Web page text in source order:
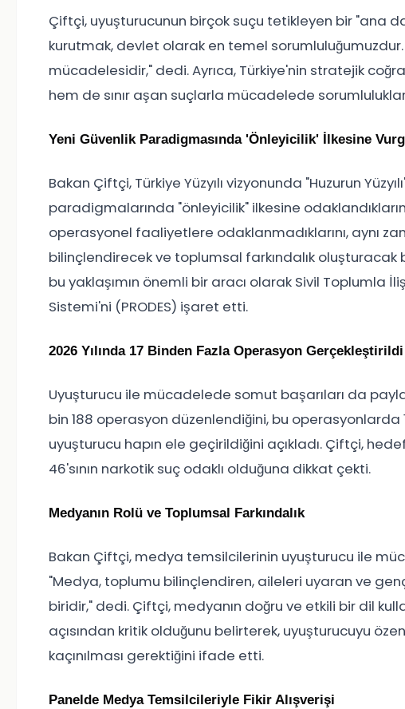
Çiftçi, uyuşturucunun birçok suçu tetikleyen bir "ana
kurutmak, devlet olarak en temel
mücadelesidir," dedi. Ayrıca, Türkiye'nin stratejik
hem de sınır aşan suçlarla mücadelede
Yeni Güvenlik Paradigmasında 'Önleyicilik' İlkesine
Bakan Çiftçi, Türkiye Yüzyılı vizyonunda "Huzurun
paradigmalarında "önleyicilik" ilkesine
operasyonel faaliyetlere odaklanmadıklarını, aynı
bilinçlendirecek ve toplumsal farkındalık oluşturacak
bu yaklaşımın önemli bir aracı olarak Sivil Toplumla
Sistemi'ni (PRODES) işaret etti.
2026 Yılında 17 Binden Fazla Operasyon Gerçekleştirildi
Uyuşturucu ile mücadelede somut başarıları da
bin 188 operasyon düzenlendiğini, bu
uyuşturucu hapın ele geçirildiğini açıkladı. Çiftçi,
46'sının narkotik suç odaklı olduğuna dikkat çekti.
Medyanın Rolü ve Toplumsal Farkındalık
Bakan Çiftçi, medya temsilcilerinin uyuşturucu ile
"Medya, toplumu bilinçlendiren, aileleri uyaran ve
biridir," dedi. Çiftçi, medyanın doğru ve etkili bir dil
açısından kritik olduğunu belirterek, uyuşturucuyu
kaçınılması gerektiğini ifade etti.
Panelde Medya Temsilcileriyle Fikir Alışverişi